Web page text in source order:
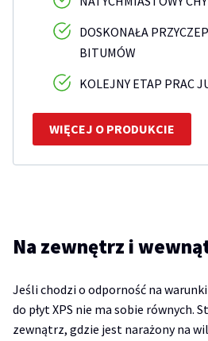
DOSKONAŁA
BITUMÓW
KOLEJNY ETAP PRAC
WIĘCEJ O PRODUKCIE
Na zewnętrz i
Jeśli chodzi o odporność na
do płyt XPS nie ma sobie równych.
zewnątrz, gdzie jest narażony na